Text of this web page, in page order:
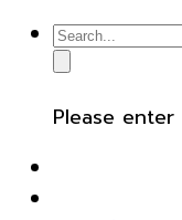
Please